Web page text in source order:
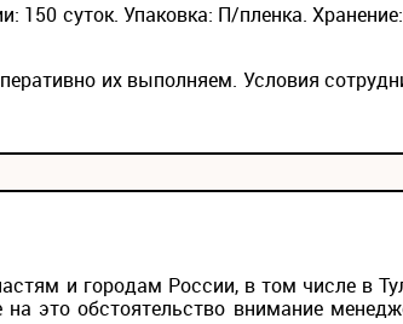
150 суток. Упаковка: П/пленка.
их выполняем. Условия
и городам России, в том числе в
это обстоятельство внимание